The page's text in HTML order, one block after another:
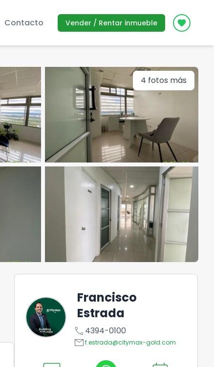
Contacto Vender / Rentar inmueble Icon
4 fotos más
Francisco
Estrada
call 4394-0100
emailf.estrada@citymax-gold.com